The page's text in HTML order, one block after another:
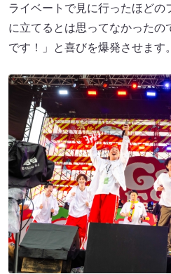
ライベートで見に行ったほどの
に立てるとは思ってなかったの
です！」と喜びを爆発させます。